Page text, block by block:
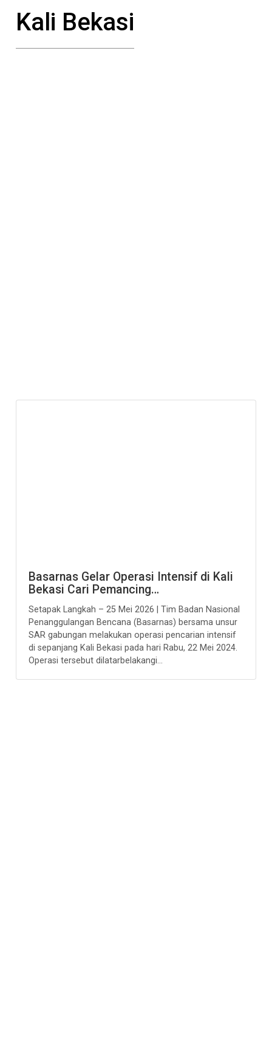
Kali Bekasi
Basarnas Gelar Operasi Intensif di Kali
Bekasi Cari Pemancing…
Setapak Langkah – 25 Mei 2026 | Tim Badan Nasional
Penanggulangan Bencana (Basarnas) bersama unsur
SAR gabungan melakukan operasi pencarian intensif
di sepanjang Kali Bekasi pada hari Rabu, 22 Mei 2024.
Operasi tersebut dilatarbelakangi...